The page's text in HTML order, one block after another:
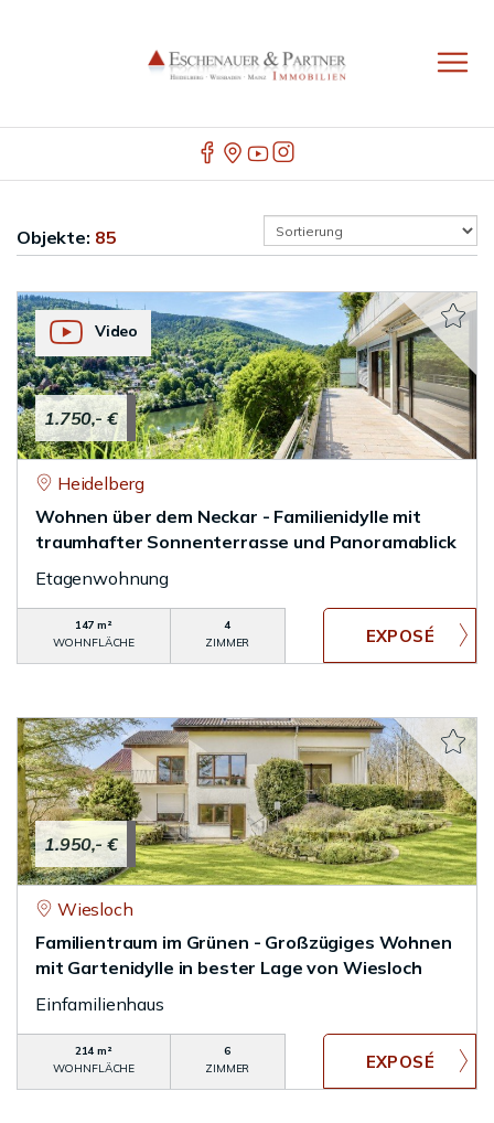
Objekte: 85
1.750,- €
Video
Heidelberg
Wohnen über dem Neckar - Familienidylle mit
traumhafter Sonnenterrasse und Panoramablick
Etagenwohnung
147 m²
WOHNFLÄCHE
4
ZIMMER
1.950,- €
Wiesloch
Familientraum im Grünen - Großzügiges Wohnen
mit Gartenidylle in bester Lage von Wiesloch
Einfamilienhaus
214 m²
WOHNFLÄCHE
6
ZIMMER